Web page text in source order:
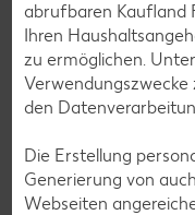
Erdbeer-Rezepte
Blaubeer-Rezepte
Bananen-Rezepte
abrufbaren Kaufland
Ihren
zu ermöglichen.
den
Die Erstellung
Generierung von
Webseiten